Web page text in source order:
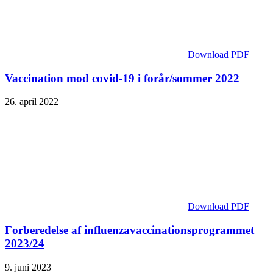
Download PDF
Vaccination mod covid-19 i forår/sommer 2022
26. april 2022
Download PDF
Forberedelse af influenzavaccinationsprogrammet
2023/24
9. juni 2023